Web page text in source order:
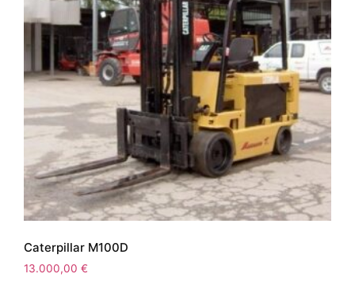
Caterpillar M100D
13.000,00 €